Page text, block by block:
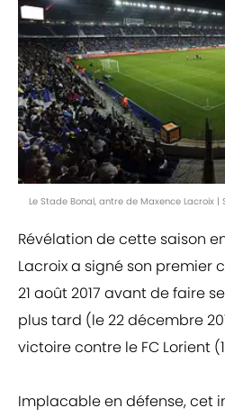
Le Stade Bonal, antre de Maxence Lacroix |
Révélation de cette saison
Lacroix a signé son premier
21 août 2017 avant de faire
plus tard (le 22 décembre
victoire contre le FC Lorient
Implacable en défense, cet